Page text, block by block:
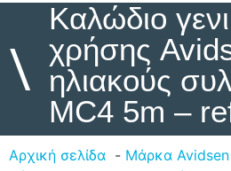
\
Καλώδιο
χρήσης
ηλιακούς
MC4 5m –
Αρχική σελίδα
Μάρκα Avidsen